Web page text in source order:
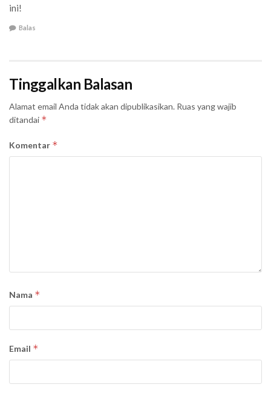
ini!
Balas
Tinggalkan Balasan
Alamat email Anda tidak akan dipublikasikan. Ruas yang wajib
ditandai *
Komentar *
Nama *
Email *